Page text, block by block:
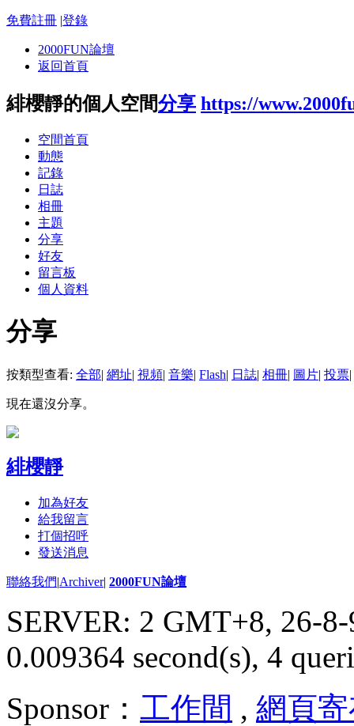
免費註冊 |登錄
2000FUN論壇
返回首頁
緋櫻靜的個人空間分享 https://
空間首頁
動態
記錄
日誌
相冊
主題
分享
好友
留言板
個人資料
分享
按類型查看: 全部| 網址| 視頻| 音樂| Flash| 日誌| 相冊| 圖片| 投票|
現在還沒分享。
緋櫻靜
加為好友
給我留言
打個招呼
發送消息
聯絡我們|Archiver| 2000FUN論壇
SERVER: 2 GMT+8, 26-
0.009364 second(s), 4
Sponsor： 工作間 , 網頁